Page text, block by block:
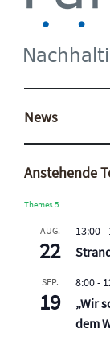
News
Anstehende
Themes 5
AUG.
22
13:00-
SEP.
19
8:00-
„Wir
dem